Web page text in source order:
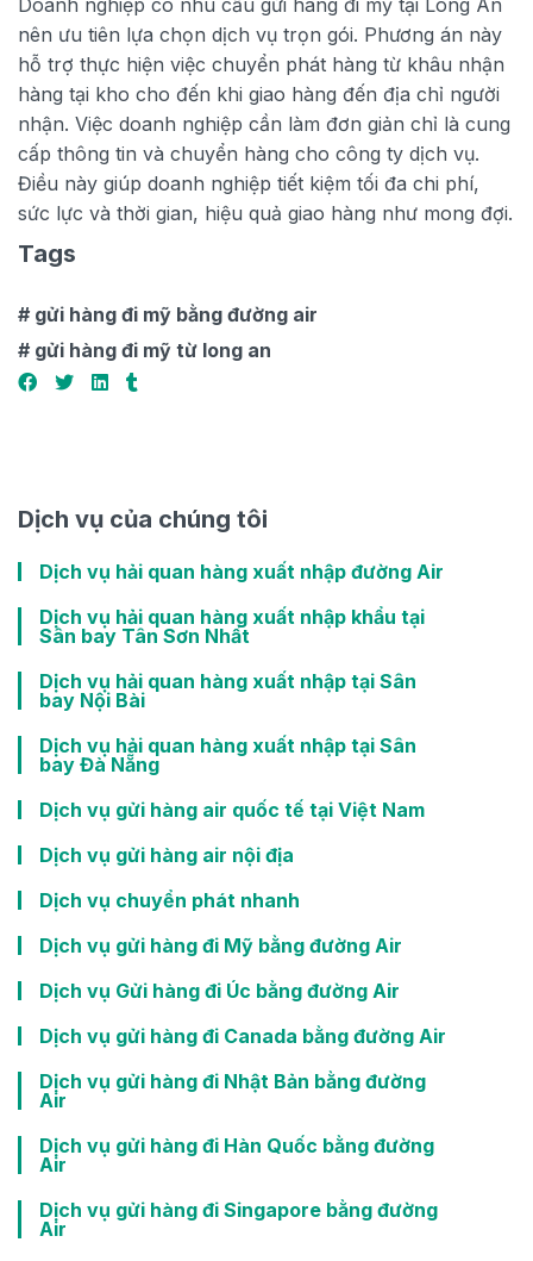
Doanh nghiệp có nhu cầu gửi hàng đi mỹ tại Long An
nên ưu tiên lựa chọn dịch vụ trọn gói. Phương án này
hỗ trợ thực hiện việc chuyển phát hàng từ khâu nhận
hàng tại kho cho đến khi giao hàng đến địa chỉ người
nhận. Việc doanh nghiệp cần làm đơn giản chỉ là cung
cấp thông tin và chuyển hàng cho công ty dịch vụ.
Điều này giúp doanh nghiệp tiết kiệm tối đa chi phí,
sức lực và thời gian, hiệu quả giao hàng như mong đợi.
Tags
# gửi hàng đi mỹ bằng đường air
# gửi hàng đi mỹ từ long an
Dịch vụ của chúng tôi
Dịch vụ hải quan hàng xuất nhập đường Air
Dịch vụ hải quan hàng xuất nhập khẩu tại
Sân bay Tân Sơn Nhất
Dịch vụ hải quan hàng xuất nhập tại Sân
bay Nội Bài
Dịch vụ hải quan hàng xuất nhập tại Sân
bay Đà Nẵng
Dịch vụ gửi hàng air quốc tế tại Việt Nam
Dịch vụ gửi hàng air nội địa
Dịch vụ chuyển phát nhanh
Dịch vụ gửi hàng đi Mỹ bằng đường Air
Dịch vụ Gửi hàng đi Úc bằng đường Air
Dịch vụ gửi hàng đi Canada bằng đường Air
Dịch vụ gửi hàng đi Nhật Bản bằng đường
Air
Dịch vụ gửi hàng đi Hàn Quốc bằng đường
Air
Dịch vụ gửi hàng đi Singapore bằng đường
Air